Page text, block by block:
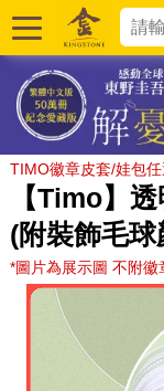
TIMO徽章皮套/娃包
【Timo】
(附裝飾毛
*圖片為展示圖 不附徽